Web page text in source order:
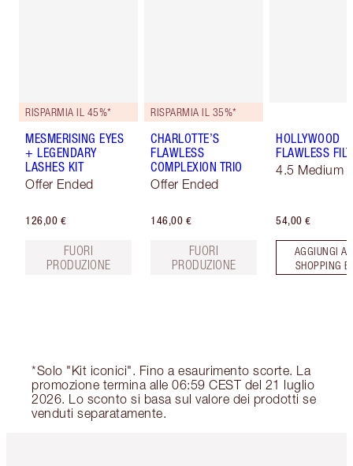
RISPARMIA IL 45%*
MESMERISING EYES
+ LEGENDARY
LASHES KIT
Offer Ended
126,00 €
FUORI
PRODUZIONE
RISPARMIA IL 35%*
CHARLOTTE’S
FLAWLESS
COMPLEXION TRIO
Offer Ended
146,00 €
FUORI
PRODUZIONE
HOLLYWOOD
FLAWLESS
4.5 Medium
54,00 €
AGGIUNGI
SHOPPING
*Solo "Kit iconici". Fino a esaurimento scorte. La
promozione termina alle 06:59 CEST del 21 luglio
2026. Lo sconto si basa sul valore dei prodotti se
venduti separatamente.